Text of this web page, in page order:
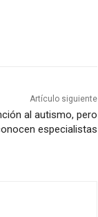
Artículo siguiente
al autismo, pero
especialistas